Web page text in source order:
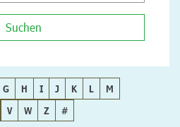
Suchen
G H I J K L
M
V W Z #